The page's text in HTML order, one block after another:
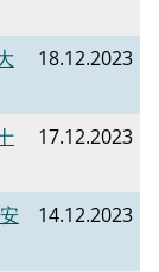
18.12.2023
17.12.2023
14.12.2023